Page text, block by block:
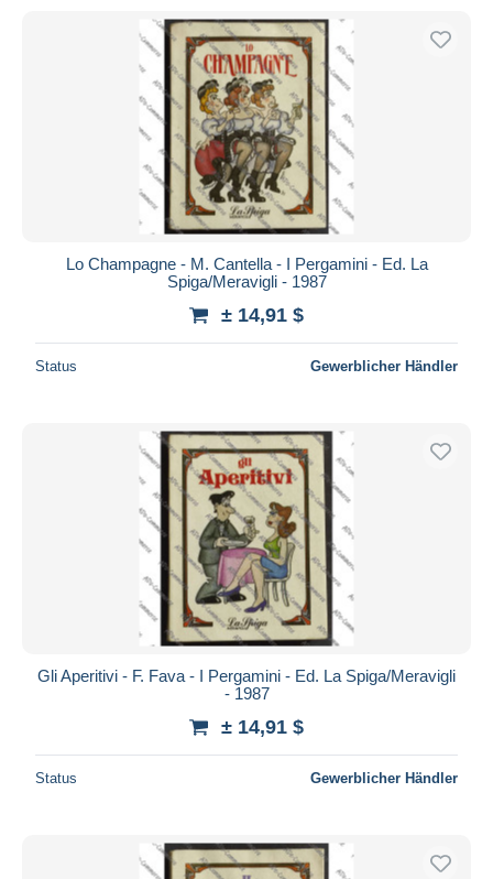
Lo Champagne - M. Cantella - I Pergamini - Ed. La
Spiga/Meravigli - 1987
± 14,91 $
Status Gewerblicher Händler
Gli Aperitivi - F. Fava - I Pergamini - Ed. La Spiga/Meravigli
- 1987
± 14,91 $
Status Gewerblicher Händler